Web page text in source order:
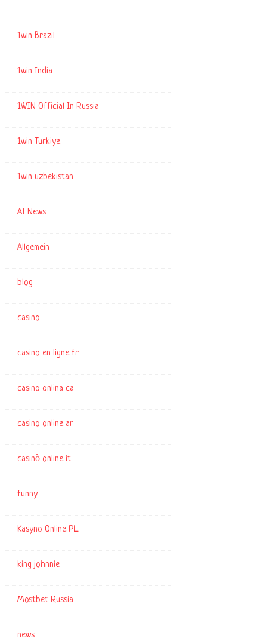
1win Brazil
1win India
1WIN Official In Russia
1win Turkiye
1win uzbekistan
AI News
Allgemein
blog
casino
casino en ligne fr
casino onlina ca
casino online ar
casinò online it
funny
Kasyno Online PL
king johnnie
Mostbet Russia
news